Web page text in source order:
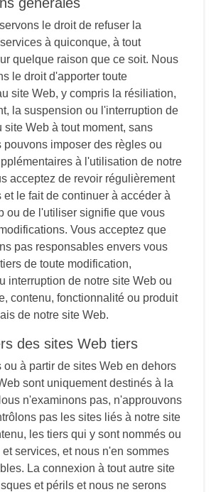
le droit de refuser la
à quiconque, à tout
quelque raison que ce soit. Nous
le droit d'apporter toute
site Web, y compris la résiliation,
la suspension ou l'interruption de
site Web à tout moment, sans
pouvons imposer des règles ou
à l'utilisation de notre
acceptez de revoir régulièrement
et le fait de continuer à accéder à
ou de l'utiliser signifie que vous
Vous acceptez que
pas responsables envers vous
de toute modification,
interruption de notre site Web ou
contenu, fonctionnalité ou produit
de notre site Web.
des sites Web tiers
ou à partir de sites Web en dehors
sont uniquement destinés à la
n'examinons pas, n'approuvons
pas les sites liés à notre site
les tiers qui y sont nommés ou
et services, et nous n'en sommes
La connexion à tout autre site
et périls et nous ne serons